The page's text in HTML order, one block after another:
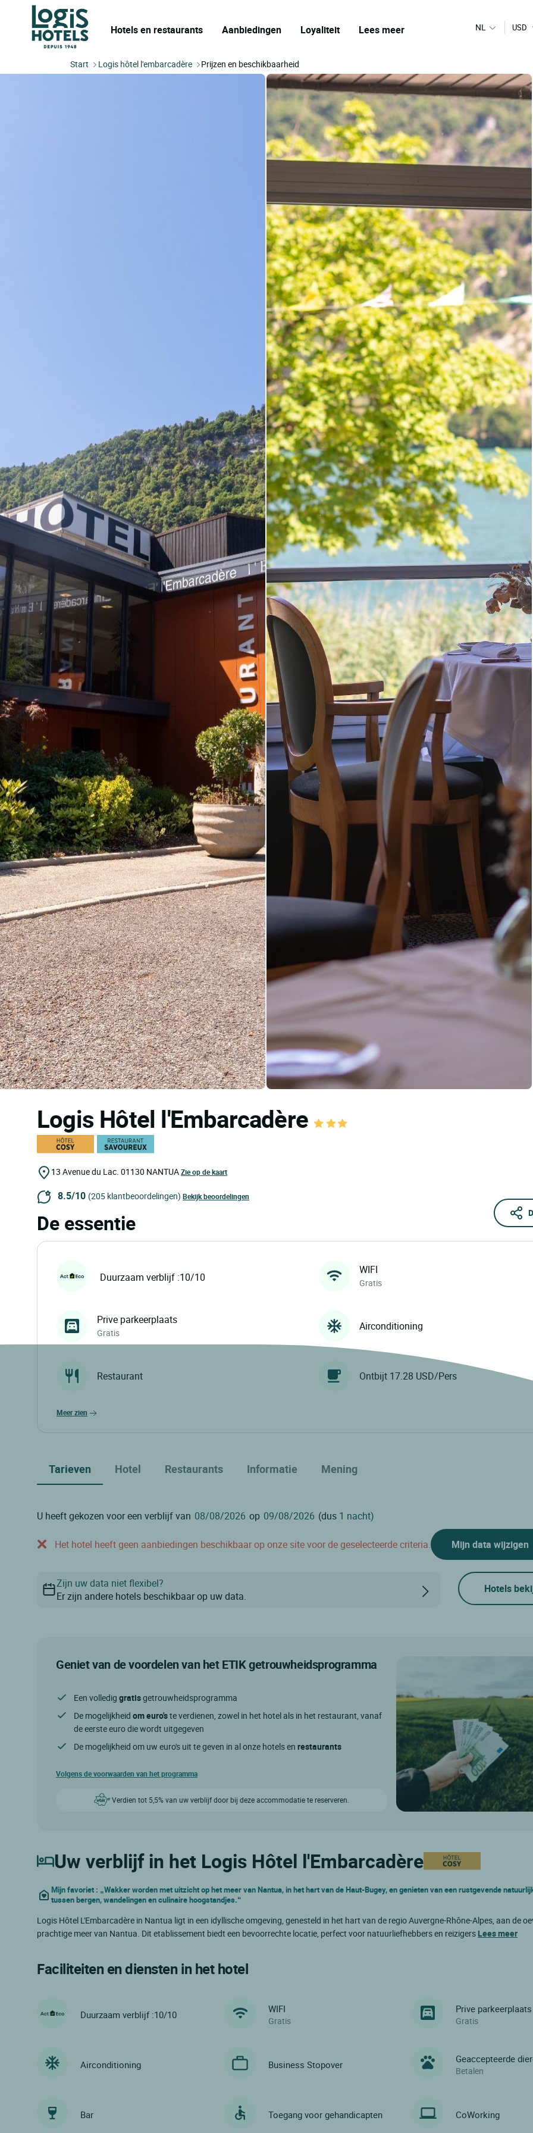
Hotels en restaurants Aanbiedingen Loyaliteit Lees meer NL USD
Start Logis hôtel l'embarcadère Prijzen en beschikbaarheid
Logis Hôtel l'Embarcadère
13 Avenue du Lac. 01130 NANTUAZie op de kaart
8.5/10 (205 klantbeoordelingen) Bekijk beoordelingen
De essentie
Duurzaam verblijf :10/10
WIFI
Gratis
Prive parkeerplaats
Gratis
Airconditioning
Restaurant Ontbijt 17.28 USD/Pers
meer zien
Tarieven Hotel Restaurants Informatie Mening
U heeft gekozen voor een verblijf van op (dus 1 nacht)
Het hotel heeft geen aanbiedingen beschikbaar op onze site voor de geselecteerde criteria. Mijn data wijzigen
Zijn uw data niet flexibel?
Er zijn andere hotels beschikbaar op uw data.
Hotels
Geniet van de voordelen van het ETIK getrouwheidsprogramma
Een volledig gratisgetrouwheidsprogramma
De mogelijkheid om euro'ste verdienen, zowel in het hotel als in het restaurant, vanaf
de eerste euro die wordt uitgegeven
De mogelijkheid om uw euro's uit te geven in al onze hotels en restaurants
Volgens de voorwaarden van het programma
Verdien tot 5,5% van uw verblijf door bij deze accommodatie te reserveren.
Uw verblijf in het Logis Hôtel l'Embarcadère
Mijn favoriet : „Wakker worden met uitzicht op het meer van Nantua, in het hart van de Haut-Bugey, en genieten van een rustgevende
tussen bergen, wandelingen en culinaire hoogstandjes.“
Logis Hôtel L'Embarcadère in Nantua ligt in een idyllische omgeving, genesteld in het hart van de regio Auvergne-Rhône-Alpes, aan de
prachtige meer van Nantua. Dit etablissement biedt een bevoorrechte locatie, perfect voor natuurliefhebbers en reizigers Lees meer
Faciliteiten en diensten in het hotel
Duurzaam verblijf :10/10 WIFI
Gratis
Prive parkeerplaats
Gratis
Airconditioning Business Stopover Geaccepteerde
Betalen
Bar Toegang voor gehandicapten CoWorking